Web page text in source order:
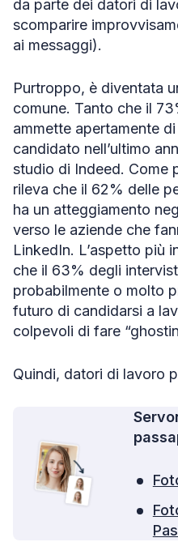
da parte dei datori di
scomparire
ai messaggi).
Purtroppo, è diventata
comune. Tanto che il
ammette apertamente
candidato nell’ultimo
studio di Indeed. Come
rileva che il 62% delle
ha un atteggiamento
verso le aziende che
LinkedIn. L’aspetto più
che il 63% degli
probabilmente o molto
futuro di candidarsi a
colpevoli di fare
Quindi, datori di lavoro